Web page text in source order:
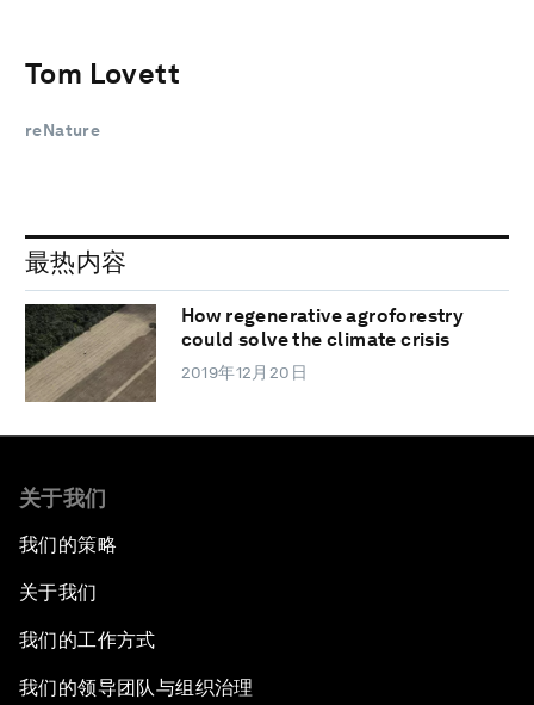
Tom Lovett
reNature
最热内容
How regenerative agroforestry
could solve the climate crisis
2019年12月20日
关于我们
我们的策略
关于我们
我们的工作方式
我们的领导团队与组织治理